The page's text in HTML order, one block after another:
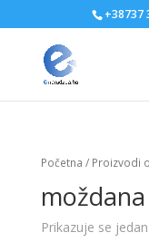
+38737
Početna / Proizvodi
Prikazuje se